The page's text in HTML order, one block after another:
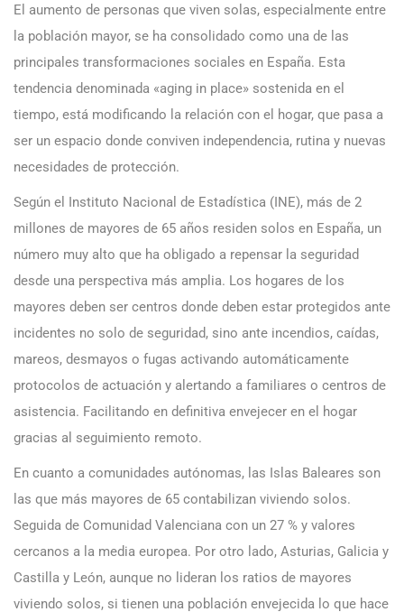
El aumento de personas que viven solas, especialmente entre
la población mayor, se ha consolidado como una de las
principales transformaciones sociales en España. Esta
tendencia denominada «aging in place» sostenida en el
tiempo, está modificando la relación con el hogar, que pasa a
ser un espacio donde conviven independencia, rutina y nuevas
necesidades de protección.
Según el Instituto Nacional de Estadística (INE), más de 2
millones de mayores de 65 años residen solos en España, un
número muy alto que ha obligado a repensar la seguridad
desde una perspectiva más amplia. Los hogares de los
mayores deben ser centros donde deben estar protegidos ante
incidentes no solo de seguridad, sino ante incendios, caídas,
mareos, desmayos o fugas activando automáticamente
protocolos de actuación y alertando a familiares o centros de
asistencia. Facilitando en definitiva envejecer en el hogar
gracias al seguimiento remoto.
En cuanto a comunidades autónomas, las Islas Baleares son
las que más mayores de 65 contabilizan viviendo solos.
Seguida de Comunidad Valenciana con un 27 % y valores
cercanos a la media europea. Por otro lado, Asturias, Galicia y
Castilla y León, aunque no lideran los ratios de mayores
viviendo solos, si tienen una población envejecida lo que hace